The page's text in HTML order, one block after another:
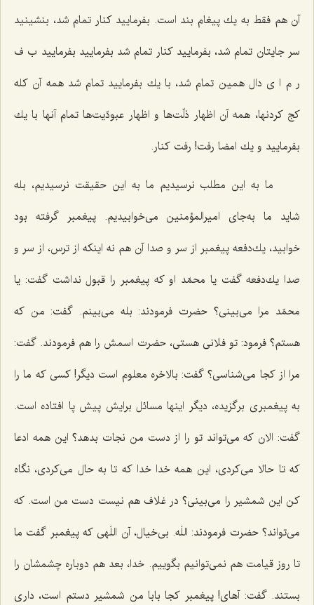
آن هم فقط به یك پیغام بند است. بفرمایید كنار تمام شد، بنشینید
سر جایتان تمام شد، بفرمایید كنار تمام شد بفرمایید بفرمایید ب ف
ر م ا ی دال همین تمام شد، با یك بفرمایید تمام شد همه آن كله
كج كردنها، همه آن اظهار ذلّت‌ها و اظهار عبودّیت‌ها تمام آنها با یك
بفرمایید و یك امضا رفت! رفت كنار.
ما به این مطلب نرسیدیم ما به این حقیقت نرسیدیم، بله
شاید ما به‌جای امیرالمؤمنین می‌خوابیدیم. پیغمبر گرفته بود
خوابید، یك‌دفعه پیغمبر از سر و صدا آن هم نه اینكه از ترس، از سر و
صدا یك‌دفعه گفت یا محمّد او كه پیغمبر را قبول نداشت گفت: یا
محمّد مرا می‌بینی؟ حضرت فرمودند: بله می‌بینم. گفت: من كه
هستم؟ فرمود: تو فلانی هستی، حضرت اسمش را هم فرمودند. گفت:
مرا از كجا می‌شناسی؟ گفت: بالاخره معلوم است دیگر! كسی كه ما را
به پیغمبری برگزیده، دیگر اینها مسائل برایش پیش پا افتاده است.
گفت: الان كه می‌تواند تو را از دست من نجات بدهد؟ این همه ادعا
كه تا حالا می‌كردی، این همه خدا خدا كه تا به حال می‌كردی، نگاه
كن این شمشیر را می‌بینی؟ در غلاف هم نیست دست من است. كه
می‌تواند؟ حضرت فرمودند: اللَه. بی‌خیال، آن اللَهی كه پیغمبر گفت ما
تا روز قیامت هم نمی‌توانیم بگوییم. خدا، بعد هم دوباره چشمشان را
بستند. گفت: آهای! پیغمبر كجا بابا من شمشیر دستم است، داری